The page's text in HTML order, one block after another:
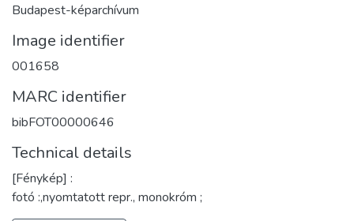
Budapest-képarchívum
Image identifier
001658
MARC identifier
bibFOT00000646
Technical details
[Fénykép] :
fotó :,nyomtatott repr., monokróm ;